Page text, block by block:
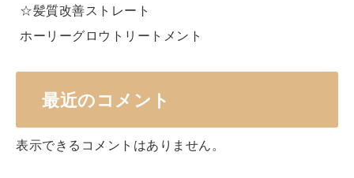
☆髪質改善ストレート
ホーリーグロウトリートメント
最近のコメント
表示できるコメントはありません。